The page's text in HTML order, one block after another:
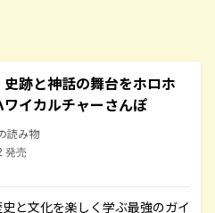
跡と神話の舞台をホロホ
イカルチャーさんぽ
読み物
発売
と文化を楽しく学ぶ最強のガイ